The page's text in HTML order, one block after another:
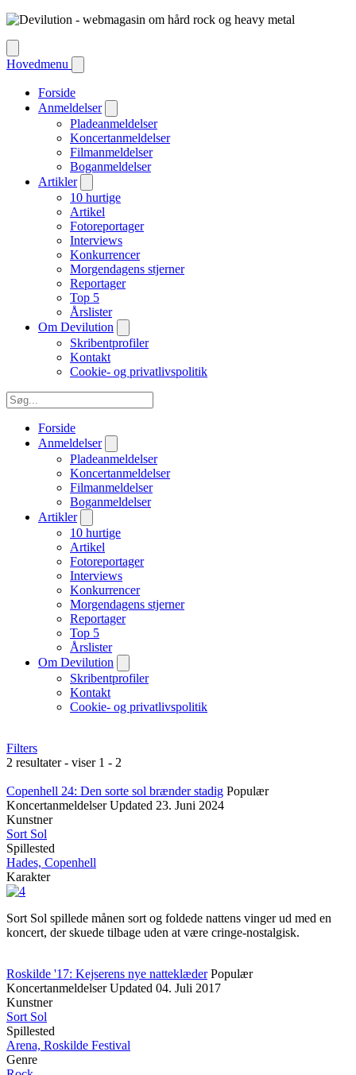
Hovedmenu
Forside
Anmeldelser
Pladeanmeldelser
Koncertanmeldelser
Filmanmeldelser
Boganmeldelser
Artikler
10 hurtige
Artikel
Fotoreportager
Interviews
Konkurrencer
Morgendagens stjerner
Reportager
Top 5
Årslister
Om Devilution
Skribentprofiler
Kontakt
Cookie- og privatlivspolitik
Forside
Anmeldelser
Pladeanmeldelser
Koncertanmeldelser
Filmanmeldelser
Boganmeldelser
Artikler
10 hurtige
Artikel
Fotoreportager
Interviews
Konkurrencer
Morgendagens stjerner
Reportager
Top 5
Årslister
Om Devilution
Skribentprofiler
Kontakt
Cookie- og privatlivspolitik
Filters
2 resultater - viser 1 - 2
Copenhell 24: Den sorte sol brænder stadig Populær
Koncertanmeldelser Updated 23. Juni 2024
Kunstner
Sort Sol
Spillested
Hades, Copenhell
Karakter
Sort Sol spillede månen sort og foldede nattens vinger ud med en
koncert, der skuede tilbage uden at være cringe-nostalgisk.
Roskilde '17: Kejserens nye natteklæder Populær
Koncertanmeldelser Updated 04. Juli 2017
Kunstner
Sort Sol
Spillested
Arena, Roskilde Festival
Genre